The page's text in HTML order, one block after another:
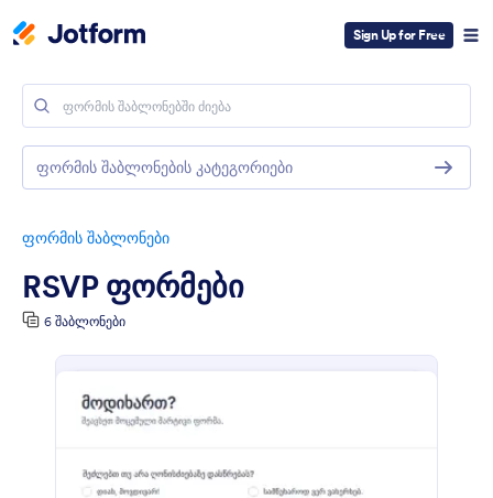
Sign Up for Free
ფორმის შაბლონები
RSVP ფორმები
6 შაბლონები
ფორმის შაბლონების კატეგორიები